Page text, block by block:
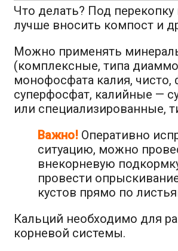
Что делать? Под перекопку
лучше вносить компост и
Можно применять
(комплексные, типа
монофосфата калия,
суперфосфат, калийные —
или специализированные,
Важно! Оперативно
ситуацию, можно
внекорневую
провести
кустов прямо по
Кальций необходимо для
корневой системы.